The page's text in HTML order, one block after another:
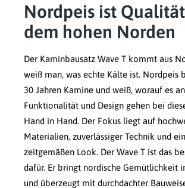
Nordpeis ist
dem hohen Norden
Der Kaminbausatz Wave T kommt aus
weiß man, was echte Kälte ist. Nordpeis
30 Jahren Kamine und weiß, worauf es
Funktionalität und Design gehen bei
Hand in Hand. Der Fokus liegt auf
Materialien, zuverlässiger Technik und
zeitgemäßen Look. Der Wave T ist das
dafür. Er bringt nordische Gemütlichkeit
und überzeugt mit durchdachter